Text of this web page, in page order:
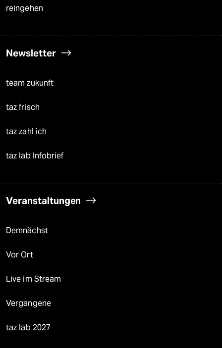
reingehen
Newsletter
team zukunft
taz frisch
taz zahl ich
taz lab Infobrief
Veranstaltungen
Demnächst
Vor Ort
Live im Stream
Vergangene
taz lab 2027